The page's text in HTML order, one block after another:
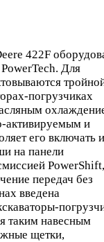
422F
Для
погрузчиках
активируемым и
его включать и
на панели
PowerShift,
передач без
введена
таким навесным
щетки,